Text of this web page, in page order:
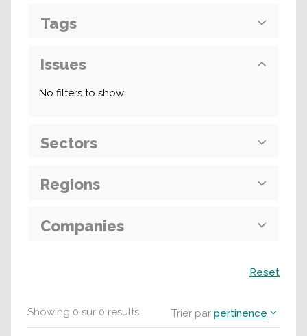
Showing 0 sur 0 results Trier par pertinence
Tags
Issues
No filters to show
Sectors
Regions
Companies
Reset